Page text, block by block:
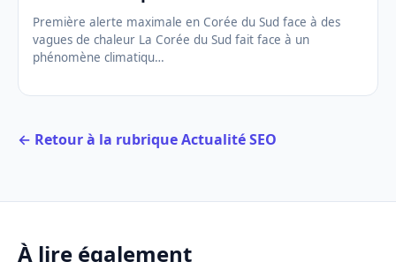
Première alerte maximale en Corée du Sud face à des
vagues de chaleur La Corée du Sud fait face à un
phénomène climatiqu…
← Retour à la rubrique Actualité SEO
À lire également